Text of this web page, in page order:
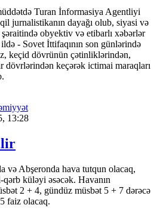
Turan İnformasiya Agentliyi
jurnalistikanın dayağı olub, siyasi və
obyektiv və etibarlı xəbərlər
- Sovet İttifaqının son günlərində
keçid dövrünün çətinliklərindən,
dövrlərindən keçərək ictimai maraqları
13:28
və Abşeronda hava tutqun olacaq,
qərb küləyi əsəcək. Havanın
2 + 4, gündüz müsbət 5 + 7 dərəcə
faiz olacaq.